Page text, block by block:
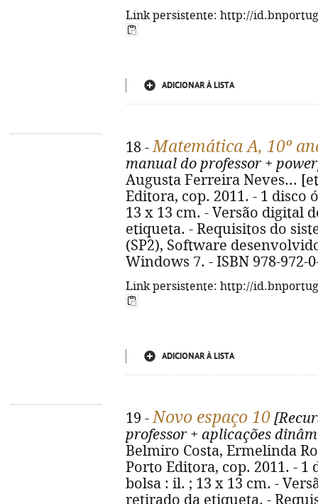
Link persistente: http://
ADICIONAR À LISTA
18 -Matemática A, 10º
manual do professor +
Augusta Ferreira Neves...
Editora, cop. 2011. - 1 disco
13 x 13 cm. - Versão digital
etiqueta. - Requisitos do
(SP2), Software
Windows 7. - ISBN 978-972-
Link persistente: http://
ADICIONAR À LISTA
19 -Novo espaço 10
professor + aplicações
Belmiro Costa, Ermelinda
Porto Editora, cop. 2011. - 1
bolsa : il. ; 13 x 13 cm. -
retirado da etiqueta. -